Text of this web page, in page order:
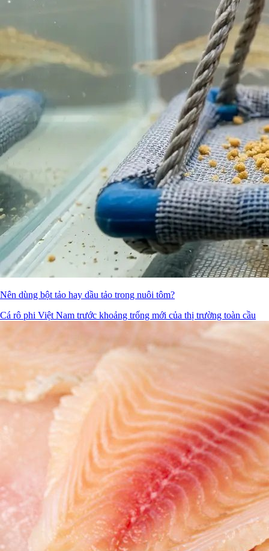
Nên dùng bột tảo hay dầu tảo trong nuôi tôm?
Cá rô phi Việt Nam trước khoảng trống mới của thị trường toàn cầu